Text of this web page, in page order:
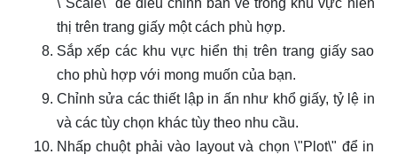
\"Scale\" để điều chỉnh bản vẽ trong khu vực hiển
thị trên trang giấy một cách phù hợp.
Sắp xếp các khu vực hiển thị trên trang giấy sao
cho phù hợp với mong muốn của bạn.
Chỉnh sửa các thiết lập in ấn như khổ giấy, tỷ lệ in
và các tùy chọn khác tùy theo nhu cầu.
Nhấp chuột phải vào layout và chọn \"Plot\" để in